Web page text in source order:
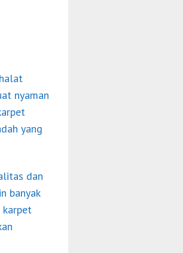
nyaman
yang
dan
banyak
karpet